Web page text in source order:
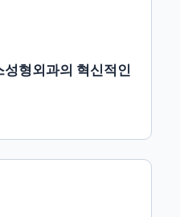
형외과의 혁신적인